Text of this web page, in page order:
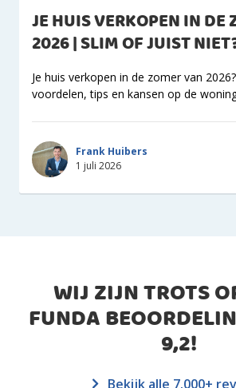
JE HUIS VERKOPEN IN DE
2026 | SLIM OF JUIST
Je huis verkopen in de zomer van
voordelen, tips en kansen op de
Frank Huibers
1 juli 2026
WIJ ZIJN TROTS
FUNDA
9,2!
Bekijk alle 7.000+